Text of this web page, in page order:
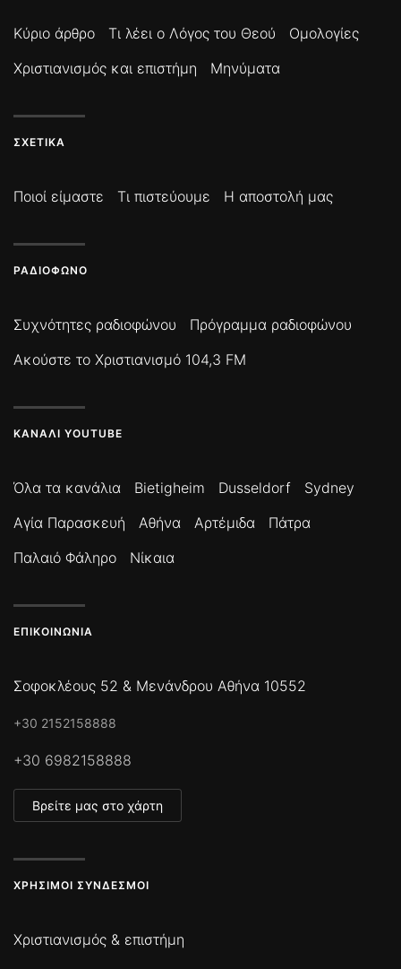
Κύριο άρθρο Τι λέει ο Λόγος του Θεού
Ομολογίες
Χριστιανισμός και επιστήμη
Μηνύματα
ΣΧΕΤΙΚΆ
Ποιοί είμαστε Τι πιστεύουμε Η αποστολή μας
ΡΑΔΙΌΦΩΝΟ
Συχνότητες ραδιοφώνου
Πρόγραμμα ραδιοφώνου
Ακούστε το Χριστιανισμό 104,3 FM
ΚΑΝΆΛΙ YOUTUBE
Όλα τα κανάλια Bietigheim Dusseldorf
Sydney
Αγία Παρασκευή
Αθήνα Αρτέμιδα
Πάτρα
Παλαιό Φάληρο
Νίκαια
ΕΠΙΚΟΙΝΩΝΊΑ
Σοφοκλέους 52 & Μενάνδρου Αθήνα 10552
+30 2152158888
+30 6982158888
Βρείτε μας στο χάρτη
ΧΡΉΣΙΜΟΙ ΣΎΝΔΕΣΜΟΙ
Χριστιανισμός & επιστήμη